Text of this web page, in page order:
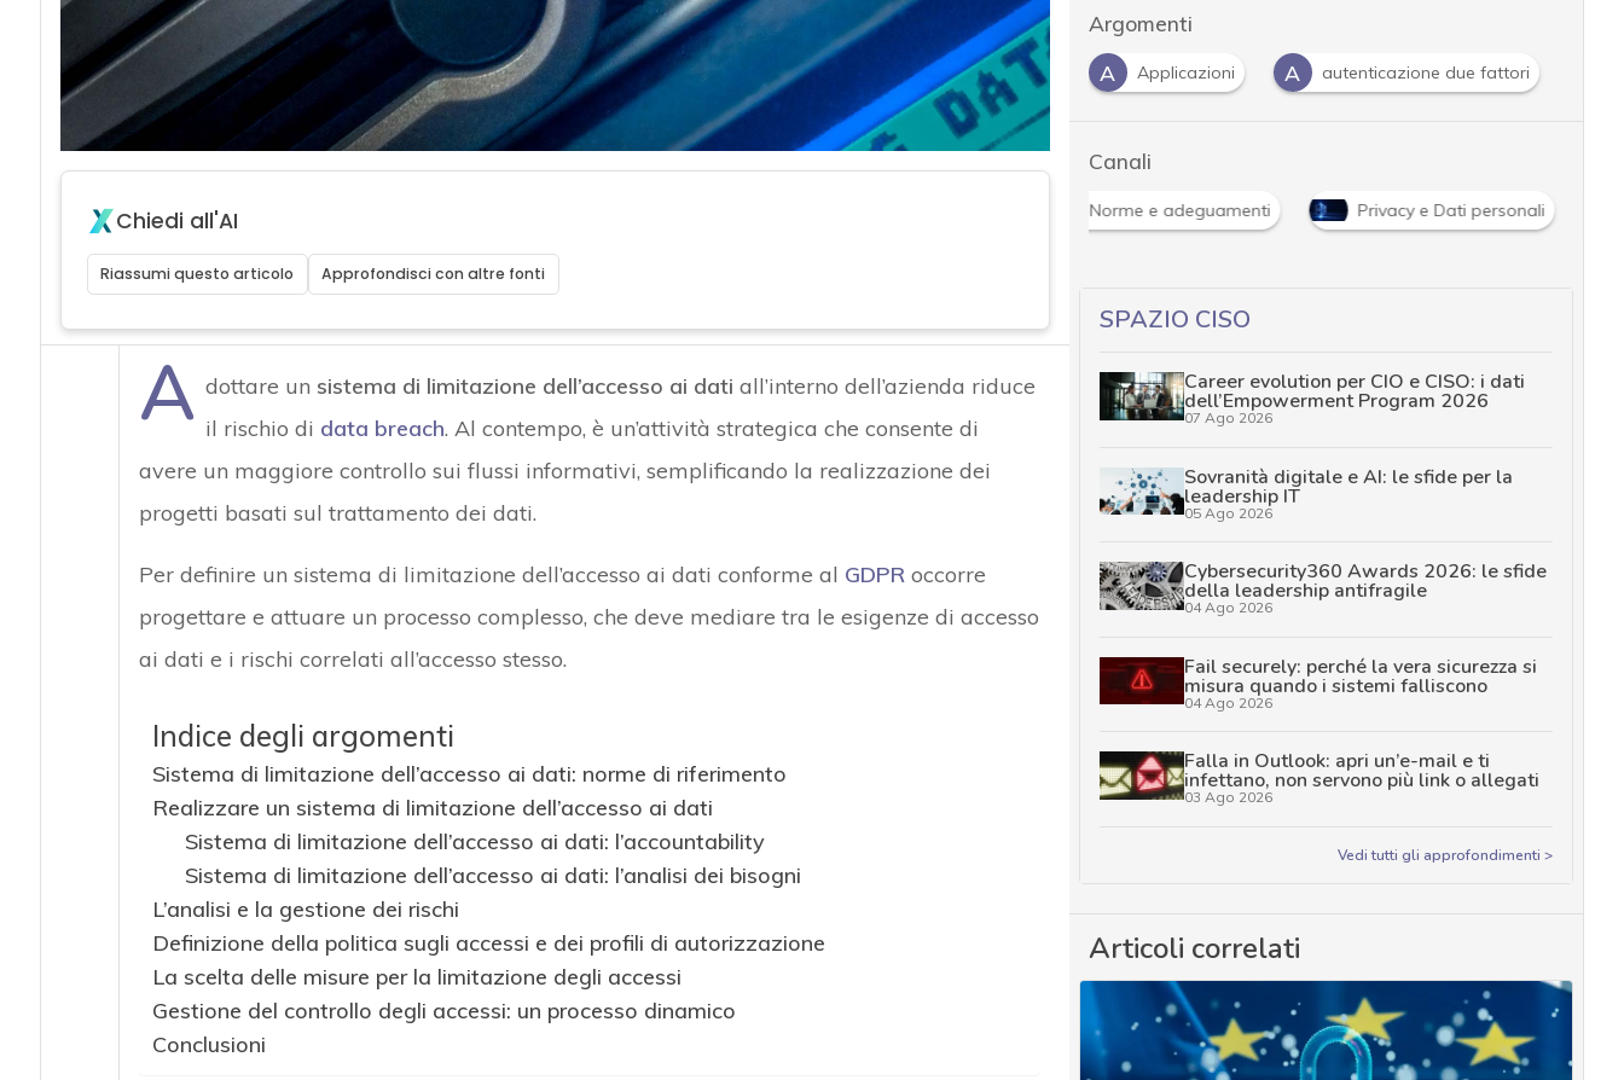
Chiedi all'AI
Riassumi questo articolo Approfondisci con altre fonti
A dottare un sistema di limitazione dell’accesso ai dati all’interno dell’azienda riduce
il rischio di data breach. Al contempo, è un’attività strategica che consente di
avere un maggiore controllo sui flussi informativi, semplificando la realizzazione dei
progetti basati sul trattamento dei dati.
Per definire un sistema di limitazione dell’accesso ai dati conforme al GDPRoccorre
progettare e attuare un processo complesso, che deve mediare tra le esigenze di accesso
ai dati e i rischi correlati all’accesso stesso.
Indice degli argomenti
Sistema di limitazione dell’accesso ai dati: norme di riferimento
Realizzare un sistema di limitazione dell’accesso ai dati
Sistema di limitazione dell’accesso ai dati: l’accountability
Sistema di limitazione dell’accesso ai dati: l’analisi dei bisogni
L’analisi e la gestione dei rischi
Definizione della politica sugli accessi e dei profili di autorizzazione
La scelta delle misure per la limitazione degli accessi
Gestione del controllo degli accessi: un processo dinamico
Conclusioni
Argomenti
A
Accountability A Applicazioni A autenticazione due fattori
Canali
Norme e adeguamenti Privacy e Dati personali
SPAZIO CISO
Career evolution per CIO e CISO: i dati
dell’Empowerment Program 2026
07 Ago 2026
Sovranità digitale e AI: le sfide per la
leadership IT
05 Ago 2026
Cybersecurity360 Awards 2026: le sfide
della leadership antifragile
04 Ago 2026
Fail securely: perché la vera sicurezza si
misura quando i sistemi falliscono
04 Ago 2026
Falla in Outlook: apri un’e-mail e ti
infettano, non servono più link o allegati
03 Ago 2026
Vedi tutti gli approfondimenti >
Articoli correlati